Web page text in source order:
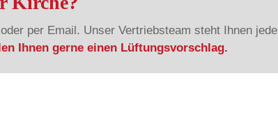
per Email. Unser Vertriebsteam steht Ihnen
Ihnen gerne einen Lüftungsvorschlag.